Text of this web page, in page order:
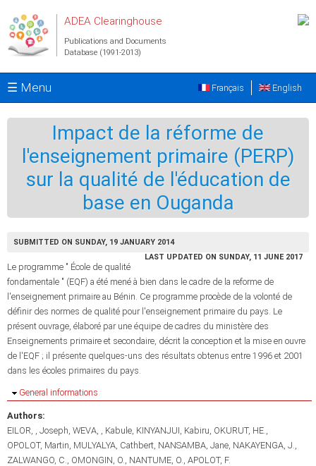
ADEA Clearinghouse
Publications and Documents
Database (1991-2013)
☰ Menu English
Français
Impact de la réforme de
l'enseignement primaire (PERP)
sur la qualité de l'éducation de
base en Ouganda
SUBMITTED ON SUNDAY, 19 JANUARY 2014
LAST UPDATED ON SUNDAY, 11 JUNE 2017
Le programme " École de qualité
fondamentale " (EQF) a été mené à bien dans le cadre de la reforme de
l'enseignement primaire au Bénin. Ce programme procède de la volonté de
définir des normes de qualité pour l'enseignement primaire du pays. Le
présent ouvrage, élaboré par une équipe de cadres du ministère des
Enseignements primaire et secondaire, décrit la conception et la mise en ouvre
de l'EQF ; il présente quelques-uns des résultats obtenus entre 1996 et 2001
dans les écoles primaires du pays.
Hide
General informations
Authors:
EILOR, , Joseph WEVA, , Kabule KINYANJUI, Kabiru OKURUT, HE.
OPOLOT, Martin MULYALYA, Cathbert NANSAMBA, Jane NAKAYENGA, J.
ZALWANGO, C. OMONGIN, O. NANTUME, O. APOLOT, F.